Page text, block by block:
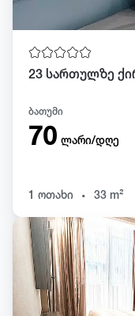
ბათუმი
70 ლარი/დღე
1 ოთახი . 33 m²